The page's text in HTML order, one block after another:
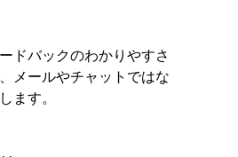
ドバックのわかりやすさ
メールやチャットではな
ます。